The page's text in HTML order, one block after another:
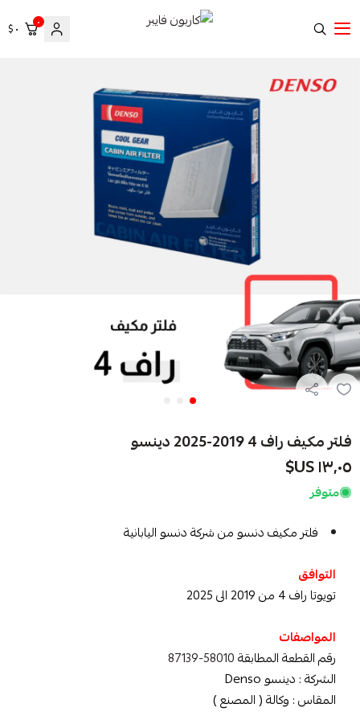
٠ ٠ $
فلتر مكيف راف 4 2019-2025 دينسو
١٣٫٠٥ US$
متوفر
فلتر مكيف دنسو من شركة دنسو اليابانية
التوافق
تويوتا راف 4 من 2019 الى 2025
المواصفات
رقم القطعة المطابقة58010-87139
الشركة : دينسو Denso
المقاس : وكالة ( المصنع )